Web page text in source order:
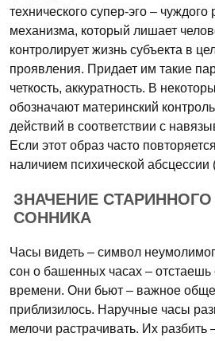
технического супер-эго – чуждого
механизма, который лишает
контролирует жизнь субъекта в
проявления. Придает им такие
четкость, аккуратность. В
обозначают материнский
действий в соответствии с
Если этот образ часто
наличием психической абсцессии
ЗНАЧЕНИЕ
СОННИКА
Часы видеть – символ
сон о башенных часах – отстаешь
времени. Они бьют – важное
приблизилось. Наручные часы
мелочи растрачивать. Их разбить